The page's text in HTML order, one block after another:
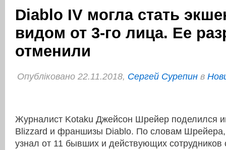
Diablo IV могла стать
видом от 3-го лица. Ее
отменили
Опубліковано 22.11.2018, Сергей Сурепин в
Журналист Kotaku Джейсон Шрейер поделился
Blizzard и франшизы Diablo. По словам
узнал от 11 бывших и действующих сотрудников